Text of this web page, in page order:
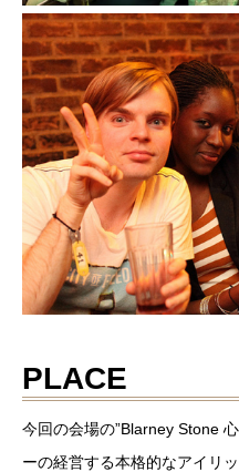
PLACE
今回の会場の”Blarney Stone
ーの経営する本格的なアイリッ